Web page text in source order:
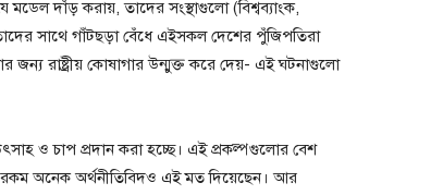
মডেল দাঁড় করায়, তাদের সংস্থাগুলো (বিশ্বব্যাংক,
সাথে গাঁটছড়া বেঁধে এইসকল দেশের পুঁজিপতিরা
জন্য রাষ্ট্রীয় কোষাগার উন্মুক্ত করে দেয়- এই ঘটনাগুলো
ও চাপ প্রদান করা হচ্ছে। এই প্রকল্পগুলোর বেশ
অনেক অর্থনীতিবিদও এই মত দিয়েছেন। আর